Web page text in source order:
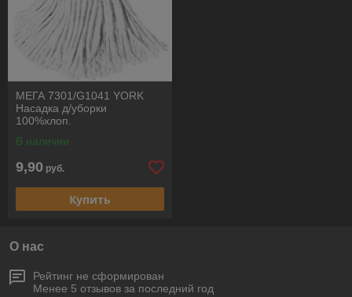
МЕГА 7301/G1041 YORK
Насадка д/уборки
100%хлоп.
В наличии
9,90 руб.
Купить
О нас
Рейтинг не сформирован
Менее 5 отзывов за последний год